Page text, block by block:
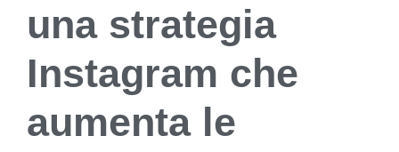
una strategia
Instagram che
aumenta le